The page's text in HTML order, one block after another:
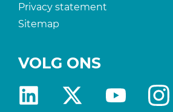
Privacy statement
Sitemap
VOLG ONS